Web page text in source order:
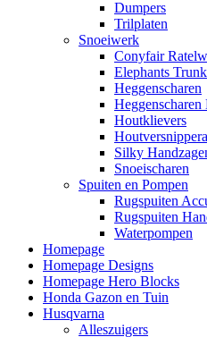
Dumpers
Trilplaten
Snoeiwerk
Conyfair
Elephants Trunk
Heggenscharen
Heggenscharen
Houtklievers
Silky
Snoeischaren
Spuiten en Pompen
Rugspuiten
Rugspuiten
Waterpompen
Homepage
Homepage Designs
Homepage Hero Blocks
Honda Gazon en Tuin
Husqvarna
Alleszuigers